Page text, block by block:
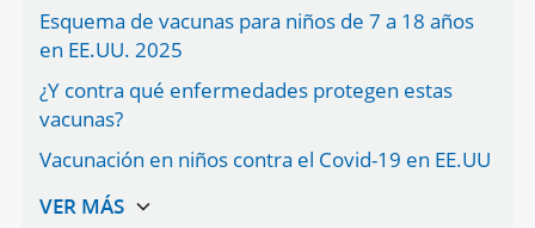
Esquema de vacunas para niños de 7 a 18 años
en EE.UU. 2025
¿Y contra qué enfermedades protegen estas
vacunas?
Vacunación en niños contra el Covid-19 en EE.UU